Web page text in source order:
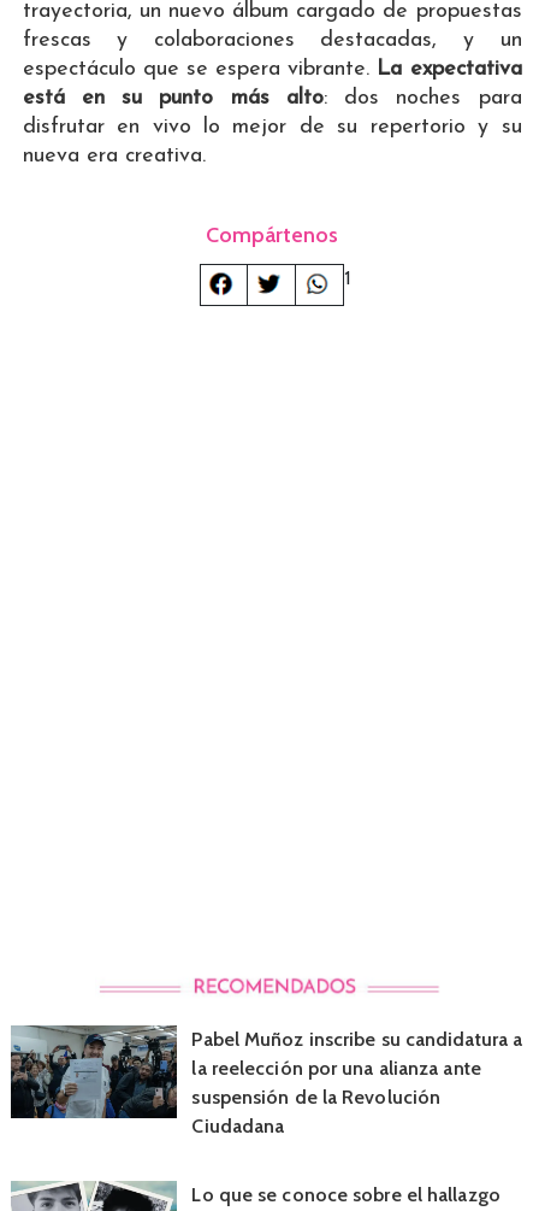
trayectoria, un nuevo álbum cargado de propuestas
frescas y colaboraciones destacadas, y un
espectáculo que se espera vibrante. La expectativa
está en su punto más alto: dos noches para
disfrutar en vivo lo mejor de su repertorio y su
nueva era creativa.
Compártenos
1
Pabel Muñoz inscribe su candidatura a
la reelección por una alianza ante
suspensión de la Revolución
Ciudadana
Lo que se conoce sobre el hallazgo